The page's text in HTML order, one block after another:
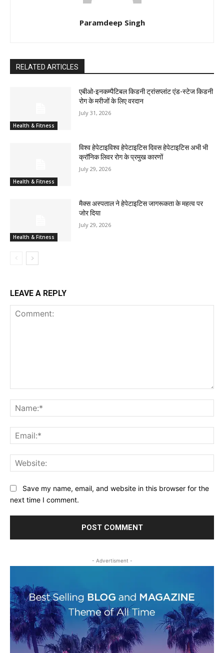
Paramdeep Singh
RELATED ARTICLES
Health & Fitness
एबीओ-इनकम्पैटिबल किडनी ट्रांसप्लांट एंड-स्टेज किडनी
रोग के मरीजों के लिए वरदान
July 31, 2026
Health & Fitness
विश्व हेपेटाइविश्व हेपेटाइटिस दिवस हेपेटाइटिस अभी भी
क्रॉनिक लिवर रोग के प्रमुख कारणों
July 29, 2026
Health & Fitness
मैक्स अस्पताल ने हेपेटाइटिस जागरूकता के महत्व पर
जोर दिया
July 29, 2026
LEAVE A REPLY
Save my name, email, and website in this browser for the
next time I comment.
- Advertisment -